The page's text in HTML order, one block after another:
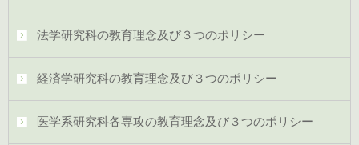
法学研究科の教育理念及び３つのポリシー
経済学研究科の教育理念及び３つのポリシー
医学系研究科各専攻の教育理念及び３つのポリシー